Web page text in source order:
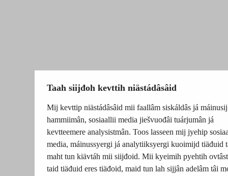
Taah siijđoh kevttih niästádâsâid
Mij kevttip niästádâsâid mii faallâm siskáldâs já máinusij
hammiimân, sosiaallii media jiešvuođâi tuárjumân já
kevtteemere analysistmân. Toos lasseen mij jyehip
media, máinussyergi já analytiiksyergi kuoimijd tiäđuid
maht tun kiävtáh mii siijđoid. Mii kyeimih pyehtih
taid tiäđuid eres tiäđoid, maid tun lah sijjân adelâm tâi